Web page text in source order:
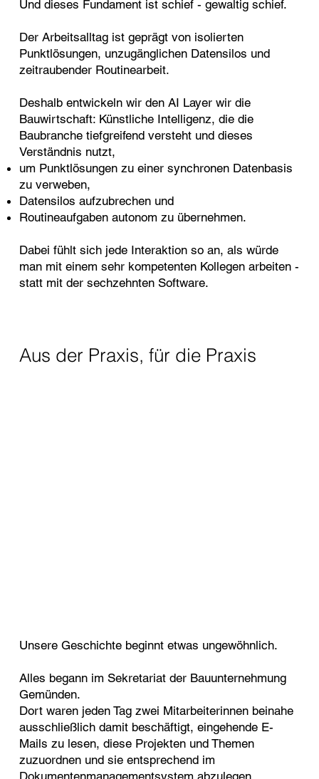
Und dieses Fundament ist schief - gewaltig schief.
Der Arbeitsalltag ist geprägt von isolierten
Punktlösungen, unzugänglichen Datensilos und
zeitraubender Routinearbeit.
Deshalb entwickeln wir den AI Layer wir die
Bauwirtschaft: Künstliche Intelligenz, die die
Baubranche tiefgreifend versteht und dieses
Verständnis nutzt,
um Punktlösungen zu einer synchronen Datenbasis
zu verweben,
Datensilos aufzubrechen und
Routineaufgaben autonom zu übernehmen.
Dabei fühlt sich jede Interaktion so an, als würde
man mit einem sehr kompetenten Kollegen arbeiten -
statt mit der sechzehnten Software.
Aus der Praxis, für die Praxis
Unsere Geschichte beginnt etwas ungewöhnlich.
Alles begann im Sekretariat der Bauunternehmung
Gemünden.
Dort waren jeden Tag zwei Mitarbeiterinnen beinahe
ausschließlich damit beschäftigt, eingehende E-
Mails zu lesen, diese Projekten und Themen
zuzuordnen und sie entsprechend im
Dokumentenmanagementsystem abzulegen.